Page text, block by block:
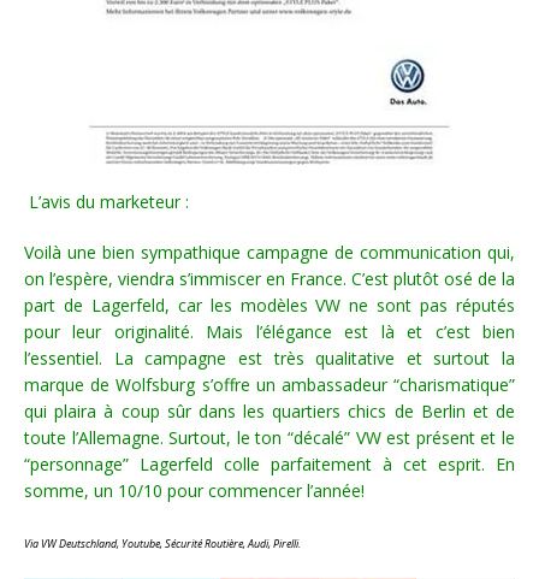
L’avis du marketeur :
Voilà une bien sympathique campagne de communication qui,
on l’espère, viendra s’immiscer en France. C’est plutôt osé de la
part de Lagerfeld, car les modèles VW ne sont pas réputés
pour leur originalité. Mais l’élégance est là et c’est bien
l’essentiel. La campagne est très qualitative et surtout la
marque de Wolfsburg s’offre un ambassadeur “charismatique”
qui plaira à coup sûr dans les quartiers chics de Berlin et de
toute l’Allemagne. Surtout, le ton “décalé” VW est présent et le
“personnage” Lagerfeld colle parfaitement à cet esprit. En
somme, un 10/10 pour commencer l’année!
Via VW Deutschland, Youtube, Sécurité Routière, Audi, Pirelli.